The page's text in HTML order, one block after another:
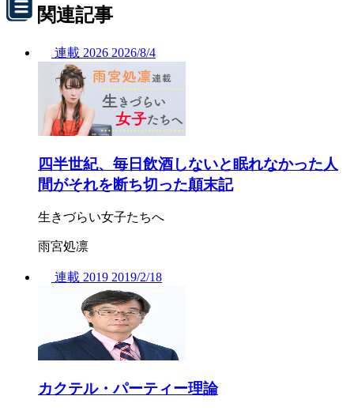
関連記事
連載 2026 2026/8/4
四半世紀、毎日飲酒しないと眠れなかった人
間がそれを断ち切った顛末記
生きづらい女子たちへ
雨宮処凛
連載 2019 2019/2/18
カクテル・パーティー理論